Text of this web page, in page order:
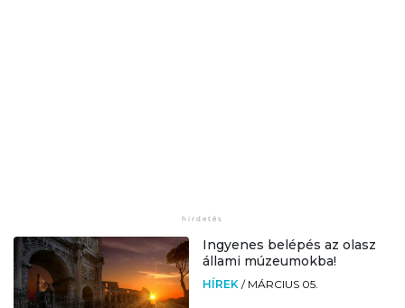
Ingyenes belépés az olasz
állami múzeumokba!
HÍREK / MÁRCIUS 05.